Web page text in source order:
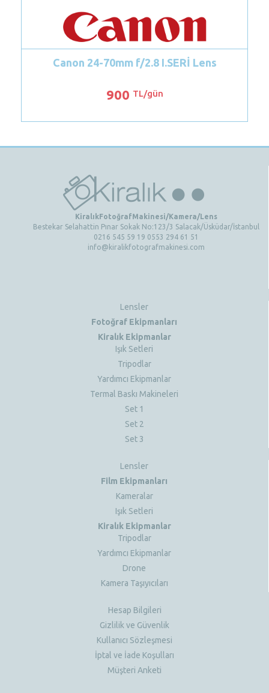
Canon 24-105 mm f/4L RF Lens
1200TL/gün
KiralıkFotoğrafMakinesi/Kamera/Lens
Bestekar Selahattin Pınar Sokak No:123/3 Salacak/Üsküdar/İstanbul
0216 545 59 19 0553 294 61 51
info@kiralikfotografmakinesi.com
Lensler
Fotoğraf Ekipmanları
Kiralık Ekipmanlar
Işık Setleri
Tripodlar
Yardımcı Ekipmanlar
Termal Baskı Makineleri
Set 1
Set 2
Set 3
Lensler
Film Ekipmanları
Kameralar
Işık Setleri
Kiralık Ekipmanlar
Tripodlar
Yardımcı Ekipmanlar
Drone
Kamera Taşıyıcıları
Hesap Bilgileri
Gizlilik ve Güvenlik
Kullanıcı Sözleşmesi
İptal ve İade Koşulları
Müşteri Anketi